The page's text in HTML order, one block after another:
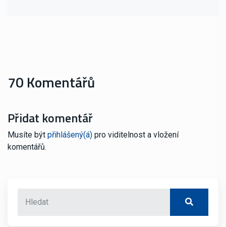
70 Komentářů
Přidat komentář
Musíte být přihlášený(á) pro viditelnost a vložení
komentářů.